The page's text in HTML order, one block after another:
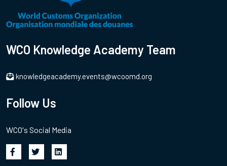
WCO Knowledge Academy Team
knowledgeacademy.events@wcoomd.org
Follow Us
WCO's Social Media